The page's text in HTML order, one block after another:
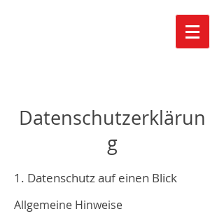
Datenschutzerklärun
g
1. Datenschutz auf einen Blick
Allgemeine Hinweise